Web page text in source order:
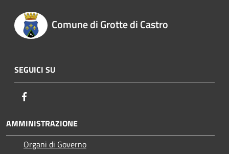
Comune di Grotte di Castro
SEGUICI SU
AMMINISTRAZIONE
Organi di Governo